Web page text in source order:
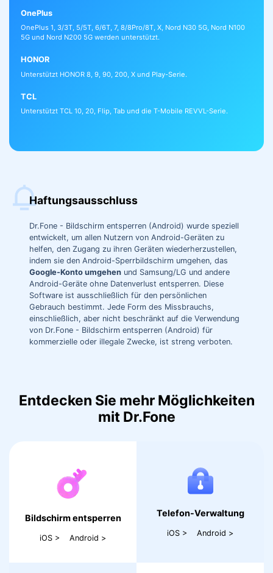
OnePlus
OnePlus 1, 3/3T, 5/5T, 6/6T, 7, 8/8Pro/8T, X, Nord N30 5G, Nord N100
5G und Nord N200 5G werden unterstützt.
HONOR
Unterstützt HONOR 8, 9, 90, 200, X und Play-Serie.
TCL
Unterstützt TCL 10, 20, Flip, Tab und die T-Mobile REVVL-Serie.
Haftungsausschluss
Dr.Fone - Bildschirm entsperren (Android) wurde speziell
entwickelt, um allen Nutzern von Android-Geräten zu
helfen, den Zugang zu ihren Geräten wiederherzustellen,
indem sie den Android-Sperrbildschirm umgehen, das
Google-Konto umgehen und Samsung/LG und andere
Android-Geräte ohne Datenverlust entsperren. Diese
Software ist ausschließlich für den persönlichen
Gebrauch bestimmt. Jede Form des Missbrauchs,
einschließlich, aber nicht beschränkt auf die Verwendung
von Dr.Fone - Bildschirm entsperren (Android) für
kommerzielle oder illegale Zwecke, ist streng verboten.
Entdecken Sie mehr Möglichkeiten
mit Dr.Fone
Bildschirm entsperren
iOS > Android >
Telefon-Verwaltung
iOS > Android >